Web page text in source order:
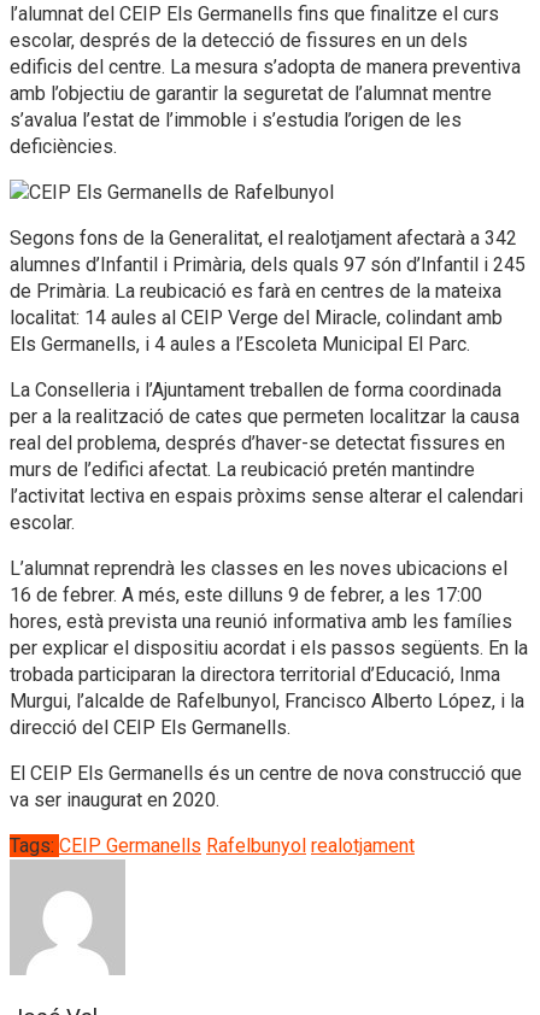
l’alumnat del CEIP Els Germanells fins que finalitze el curs
escolar, després de la detecció de fissures en un dels
edificis del centre. La mesura s’adopta de manera preventiva
amb l’objectiu de garantir la seguretat de l’alumnat mentre
s’avalua l’estat de l’immoble i s’estudia l’origen de les
deficiències.
Segons fons de la Generalitat, el realotjament afectarà a 342
alumnes d’Infantil i Primària, dels quals 97 són d’Infantil i 245
de Primària. La reubicació es farà en centres de la mateixa
localitat: 14 aules al CEIP Verge del Miracle, colindant amb
Els Germanells, i 4 aules a l’Escoleta Municipal El Parc.
La Conselleria i l’Ajuntament treballen de forma coordinada
per a la realització de cates que permeten localitzar la causa
real del problema, després d’haver-se detectat fissures en
murs de l’edifici afectat. La reubicació pretén mantindre
l’activitat lectiva en espais pròxims sense alterar el calendari
escolar.
L’alumnat reprendrà les classes en les noves ubicacions el
16 de febrer. A més, este dilluns 9 de febrer, a les 17:00
hores, està prevista una reunió informativa amb les famílies
per explicar el dispositiu acordat i els passos següents. En la
trobada participaran la directora territorial d’Educació, Inma
Murgui, l’alcalde de Rafelbunyol, Francisco Alberto López, i la
direcció del CEIP Els Germanells.
El CEIP Els Germanells és un centre de nova construcció que
va ser inaugurat en 2020.
Tags: CEIP Germanells Rafelbunyol realotjament